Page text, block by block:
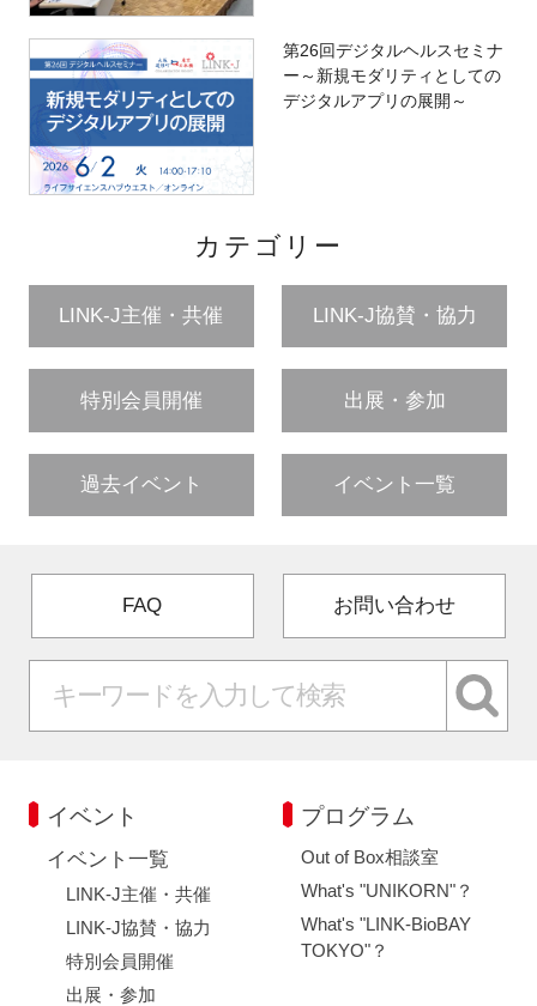
第26回デジタルヘルスセミナ
ー～新規モダリティとしての
デジタルアプリの展開～
カテゴリー
LINK-J主催・共催 LINK-J協賛・協力
特別会員開催 出展・参加
過去イベント イベント一覧
FAQ お問い合わせ
イベント
イベント一覧
LINK-J主催・共催
LINK-J協賛・協力
特別会員開催
出展・参加
プログラム
Out of Box相談室
What's "UNIKORN"？
What's "LINK-BioBAY
TOKYO"？